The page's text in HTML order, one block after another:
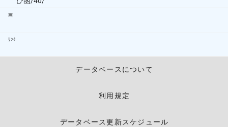
画
ﾘﾝｸ
データベースについて
利用規定
データベース更新スケジュール